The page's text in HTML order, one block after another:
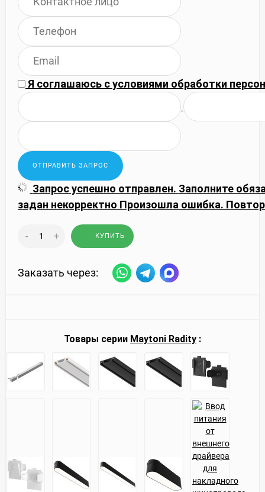
Я соглашаюсь сусловиями обработки
Запрос успешно отправлен. Заполните
задан некорректно Произошла ошибка.
- + КУПИТЬ
Заказать через:
Товары серии Maytoni Radity :